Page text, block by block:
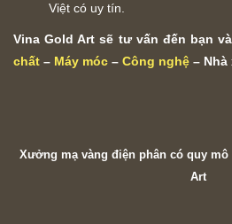
Việt có uy tín.
Vina Gold Art sẽ tư vấn đến bạn
chất – Máy móc – Công nghệ – Nhà
Xưởng mạ vàng điện phân có quy
Art